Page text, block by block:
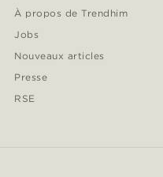
À propos de Trendhim
Jobs
Nouveaux articles
Presse
RSE